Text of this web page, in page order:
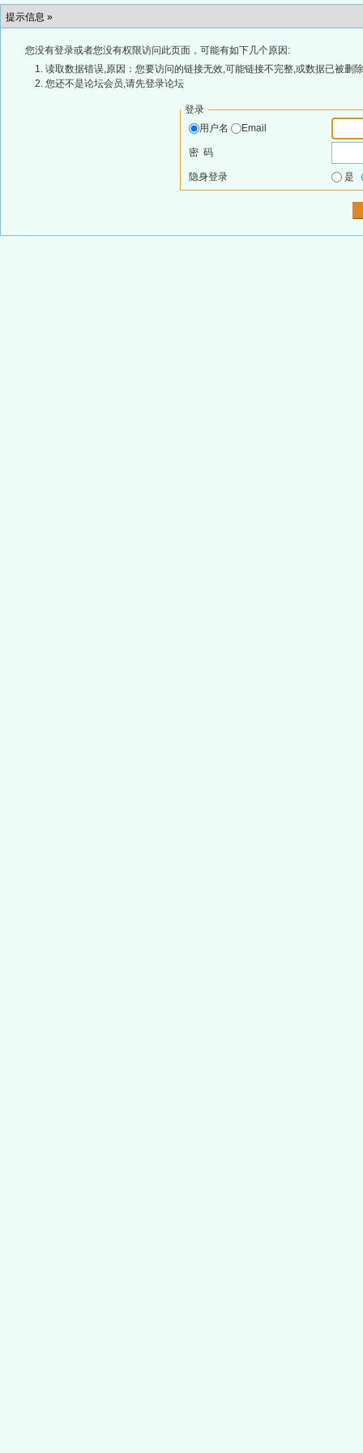
提示信息 »
您没有登录或者您没有权限访问此页面，可能有如下几个原因:
读取数据错误,原因：您要访问的链接无效,可能链接不完整,或数据已被删
您还不是论坛会员,请先登录论坛
登录
用户名
Email
密 码
隐身登录 是